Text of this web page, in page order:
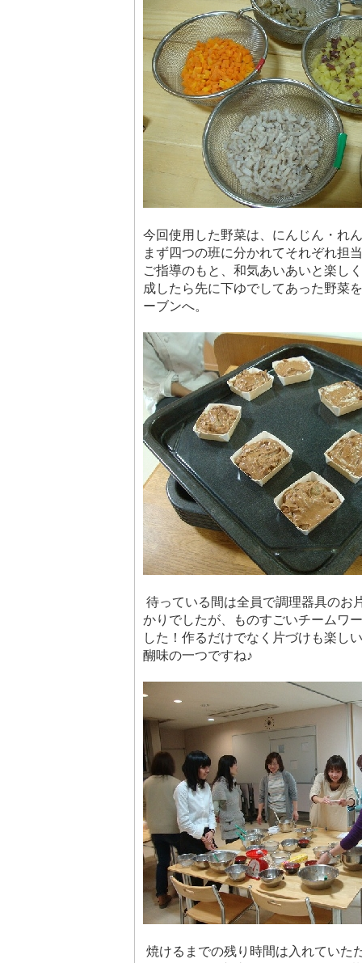
今回使用した野菜は、にんじん・れ
まず四つの班に分かれてそれぞれ担
ご指導のもと、和気あいあいと楽し
成したら先に下ゆでしてあった野菜
ーブンへ。
待っている間は全員で調理器具のお
かりでしたが、ものすごいチームワ
した！作るだけでなく片づけも楽し
醐味の一つですね♪
焼けるまでの残り時間は入れていた